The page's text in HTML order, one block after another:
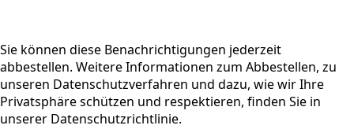
Sie können diese Benachrichtigungen jederzeit
abbestellen. Weitere Informationen zum Abbestellen, zu
unseren Datenschutzverfahren und dazu, wie wir Ihre
Privatsphäre schützen und respektieren, finden Sie in
unserer Datenschutzrichtlinie.